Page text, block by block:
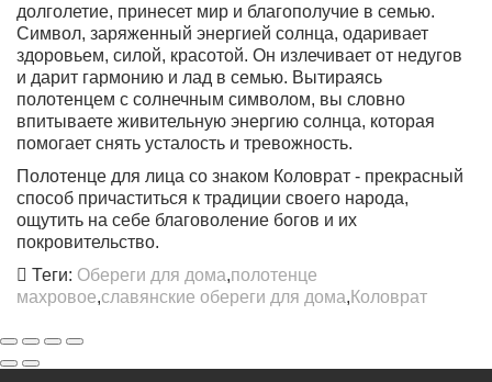
долголетие, принесет мир и благополучие в семью.
Символ, заряженный энергией солнца, одаривает
здоровьем, силой, красотой. Он излечивает от недугов
и дарит гармонию и лад в семью. Вытираясь
полотенцем с солнечным символом, вы словно
впитываете живительную энергию солнца, которая
помогает снять усталость и тревожность.
Полотенце для лица со знаком Коловрат - прекрасный
способ причаститься к традиции своего народа,
ощутить на себе благоволение богов и их
покровительство.
Теги: Обереги для дома,полотенце
махровое,славянские обереги для дома, Коловрат